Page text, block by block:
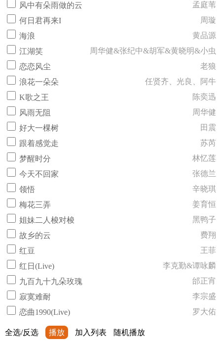
风中有朵雨做的云
孟庭苇
何日君再来I
周璇
海浪
黄品源
江湖笑
周华健&张纪中&胡军&黄晓明&小虫
恋恋风尘
老狼
浪花一朵朵
任贤齐、光良、阿牛
K歌之王
陈奕迅
风雨无阻
周华健
好大一棵树
田震
跟着感觉走
苏芮
梦醒时分
林忆莲
今天不回家
张德兰
领悟
辛晓琪
梅花三弄
姜育恒
姐妹二人梭对梭
黑鸭子
故乡的云
费翔
红豆
王菲
红日(Live)
李克勤&谭咏麟
九百九十九朵玫瑰
邰正宵
寂寞难耐
李宗盛
恋曲1990(Live)
罗大佑
全选/反选 播放 加入列表 随机播放